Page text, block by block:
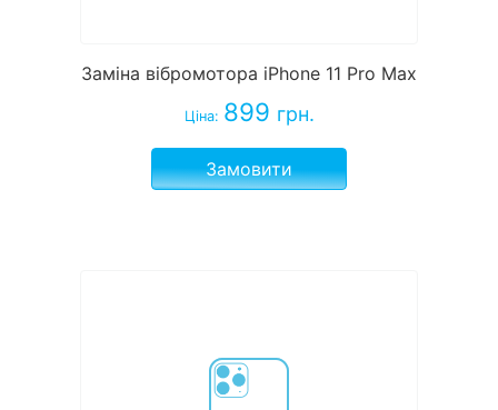
Заміна вібромотора iPhone 11 Pro Max
Ціна: 899 грн.
Замовити